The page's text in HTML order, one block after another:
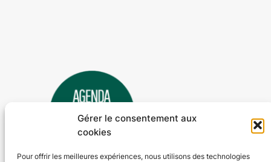
Gérer le consentement aux
cookies
Pour offrir les meilleures expériences, nous utilisons des technologies